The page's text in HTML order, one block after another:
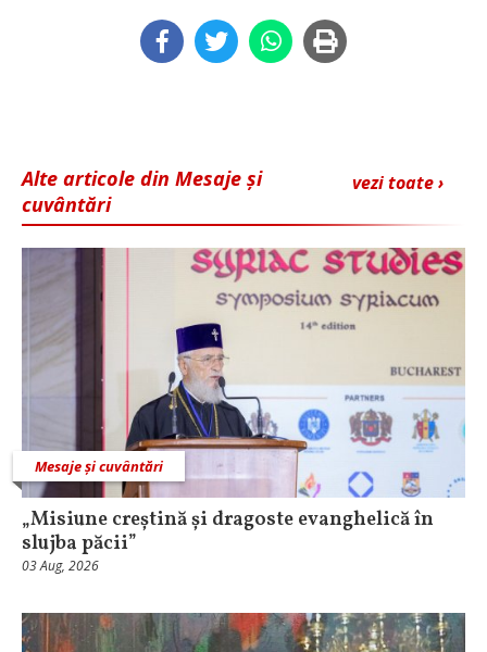
vezi toate ›
Alte articole din Mesaje și
cuvântări
Mesaje și cuvântări
„Misiune creștină și dragoste evanghelică în
slujba păcii”
03 Aug, 2026